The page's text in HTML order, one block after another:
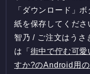
「ダウンロード」
紙を保存してくだ
智乃 / ご注文はうさ
は「 街中で佇む可
すか?のAndroid用